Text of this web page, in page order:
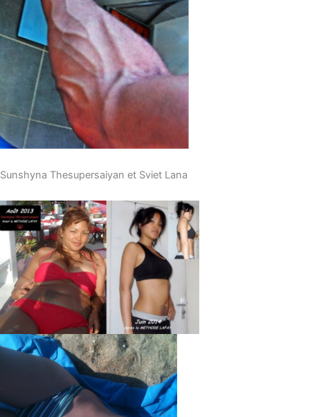
Sunshyna Thesupersaiyan et Sviet Lana